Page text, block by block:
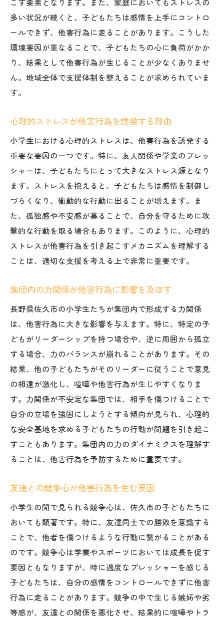
多い状況が続くと、子どもたちは感情を上手にコントロ
ールできず、他害行為に走ることがあります。こうした
環境要因が重なることで、子どもたちの心に負荷がかか
り、結果として他害行為が生じることが少なくありませ
ん。地域全体で支援体制を整えることが求められていま
す。
心理的ストレスが他害行為を誘発する理由
小学生における心理的ストレスは、他害行為を誘発する
重要な要因の一つです。特に、友人関係や学業のプレッ
シャーは、子どもたちにとって大きなストレス源となり
ます。ストレスを抱えると、子どもたちは感情を制御し
づらくなり、衝動的な行動に出ることが増えます。ま
た、孤独感や不安感が募ることで、自分を守るために攻
撃的な行動を取る場合もあります。このように、心理的
ストレスが他害行為を引き起こすメカニズムを理解する
ことは、適切な支援を考える上で非常に重要です。
集団内の力関係が他害行為に影響を及ぼす
長野県佐久市の小学生たちが集団内で形成する力関係
は、他害行為に大きな影響を与えます。特に、特定の子
どもがリーダーシップを持つ場合や、逆に周囲から孤立
する場合、力のバランスが崩れることがあります。その
結果、他の子どもたちがそのリーダーに従うことで意見
の相違が激化し、喧嘩や他害行為が生じやすくなりま
す。力関係が不安定な集団では、相手を傷つけることで
自分の立場を強固にしようとする傾向が見られ、心理的
な安全基地を求める子どもたちの行動が問題を引き起こ
すこともあります。集団内の力のダイナミクスを理解す
ることは、他害行為を予防するために重要です。
友達との競争心が他害行為を生む要因
小学生の間で見られる競争心は、佐久市の子どもたちに
おいても顕著です。特に、友達同士での勝敗を意識する
ことで、他者を傷つけるような行動に繋がることがある
のです。競争心は学業やスポーツにおいては成長を促す
要因ともなりますが、時に過度なプレッシャーを感じる
子どもたちは、自分の感情をコントロールできずに他害
行為に走ることがあります。競争の中で生じる嫉妬や劣
等感が、友達との関係を悪化させ、結果的に喧嘩やトラ